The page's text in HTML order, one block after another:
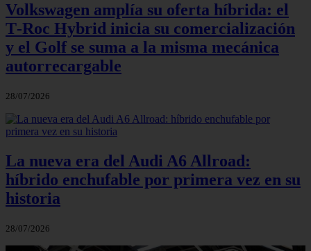
Volkswagen amplía su oferta híbrida: el
T‑Roc Hybrid inicia su comercialización
y el Golf se suma a la misma mecánica
autorrecargable
28/07/2026
La nueva era del Audi A6 Allroad:
híbrido enchufable por primera vez en su
historia
28/07/2026